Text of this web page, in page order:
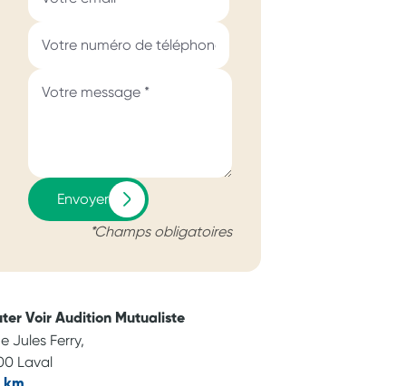
Envoyer
*Champs obligatoires
Voir Audition Mutualiste
Jules Ferry,
Laval